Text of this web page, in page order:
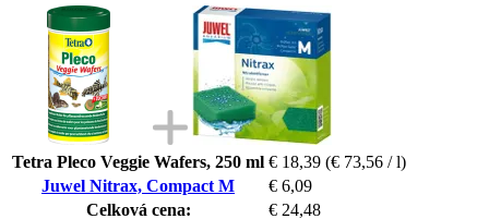
Tetra Pleco Veggie Wafers, 250 ml € 18,39 (€ 73,56 / l)
Juwel Nitrax, Compact M
€ 6,09
Celková cena:
€ 24,48